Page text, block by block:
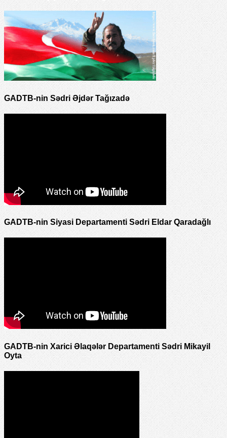
GADTB-nin Sədri Əjdər Tağızadə
GADTB-nin Siyasi Departamenti Sədri Eldar Qaradağlı
GADTB-nin Xarici Əlaqələr Departamenti Sədri Mikayil
Oyta